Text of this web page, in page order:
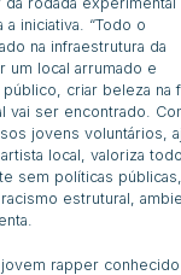
iniciativa. “Todo o
na infraestrutura da
um local arrumado e
criar beleza na
vai ser encontrado.
jovens voluntários,
local, valoriza
sem políticas
estrutural,
rapper conhecido